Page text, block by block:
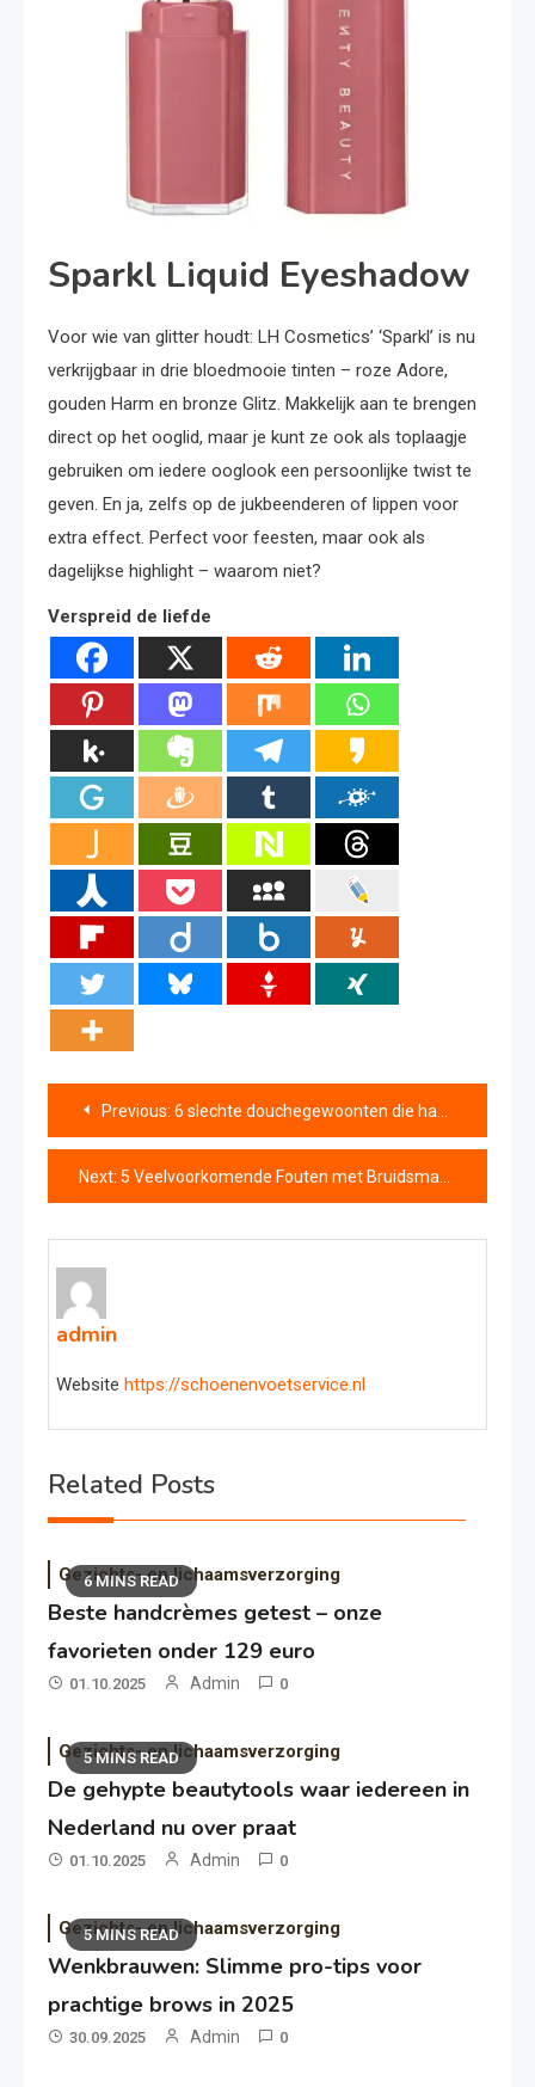
Sparkl Liquid Eyeshadow
Voor wie van glitter houdt: LH Cosmetics’ ‘Sparkl’ is nu
verkrijgbaar in drie bloedmooie tinten – roze Adore,
gouden Harm en bronze Glitz. Makkelijk aan te brengen
direct op het ooglid, maar je kunt ze ook als toplaagje
gebruiken om iedere ooglook een persoonlijke twist te
geven. En ja, zelfs op de jukbeenderen of lippen voor
extra effect. Perfect voor feesten, maar ook als
dagelijkse highlight – waarom niet?
Verspreid de liefde
Bericht
navigatie
Previous: 6 slechte douchegewoonten die haaruitval veroorzaken – Advies van experts
Next: 5 Veelvoorkomende Fouten met Bruidsmake-up op de Grote Dag (en Hoe U Ze Voorkomt in 2025)
admin
Website https://schoenenvoetservice.nl
Related Posts
6 MINS READ
Gezichts- en lichaamsverzorging
Beste handcrèmes getest – onze
favorieten onder 129 euro
01.10.2025 Admin 0
5 MINS READ
Gezichts- en lichaamsverzorging
De gehypte beautytools waar iedereen in
Nederland nu over praat
01.10.2025 Admin 0
5 MINS READ
Gezichts- en lichaamsverzorging
Wenkbrauwen: Slimme pro-tips voor
prachtige brows in 2025
30.09.2025 Admin 0